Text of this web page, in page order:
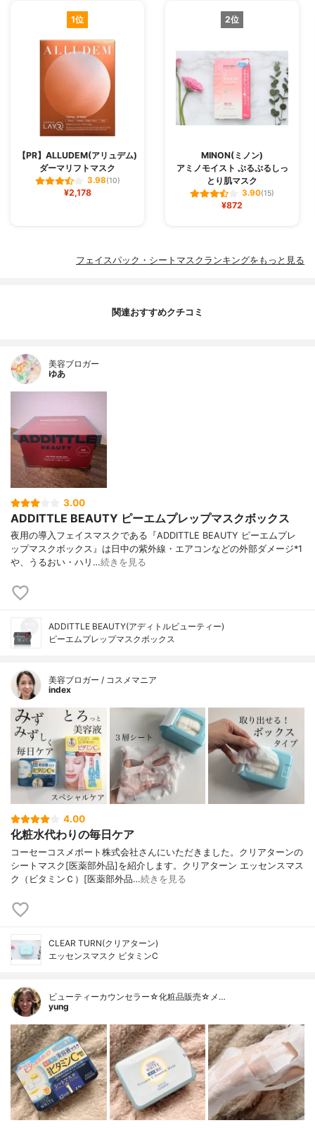
1位
【PR】ALLUDEM(アリュデム)
ダーマリフトマスク
3.98(10)
¥2,178
2位
MINON(ミノン)
アミノモイスト ぷるぷるしっ
とり肌マスク
3.90(15)
¥872
フェイスパック・シートマスクランキングをもっと見る
関連おすすめクチコミ
美容ブロガー
ゆあ
3.00
ADDITTLE BEAUTY ピーエムプレップマスクボックス
夜用の導入フェイスマスクである『ADDITTLE BEAUTY ピーエムプレ
ップマスクボックス』は日中の紫外線・エアコンなどの外部ダメージ*1
や、うるおい・ハリ…続きを見る
ADDITTLE BEAUTY(アディトルビューティー)
ピーエムプレップマスクボックス
美容ブロガー / コスメマニア
index
4.00
化粧水代わりの毎日ケア
コーセーコスメポート株式会社さんにいただきました。クリアターンの
シートマスク[医薬部外品]を紹介します。クリアターン エッセンスマス
ク（ビタミンＣ）[医薬部外品…続きを見る
CLEAR TURN(クリアターン)
エッセンスマスク ビタミンC
ビューティーカウンセラー☆化粧品販売☆メ…
yung